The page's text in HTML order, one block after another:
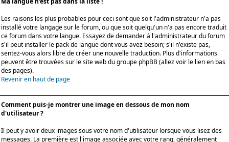
Les raisons les plus probables pour ceci sont que soit l'administrateur n'a pas
installé votre langage sur le forum, ou que soit quelqu'un n'a pas encore traduit
ce forum dans votre langue. Essayez de demander à l'administrateur du forum
s'il peut installer le pack de langue dont vous avez besoin; s'il n'existe pas,
sentez-vous alors libre de créer une nouvelle traduction. Plus d'informations
peuvent être trouvées sur le site web du groupe phpBB (allez voir le lien en bas
des pages).
Revenir en haut de page
Comment puis-je montrer une image en dessous de mon nom
d'utilisateur ?
Il peut y avoir deux images sous votre nom d'utilisateur lorsque vous lisez des
messages. La première est l'image associée avec votre rang, généralement